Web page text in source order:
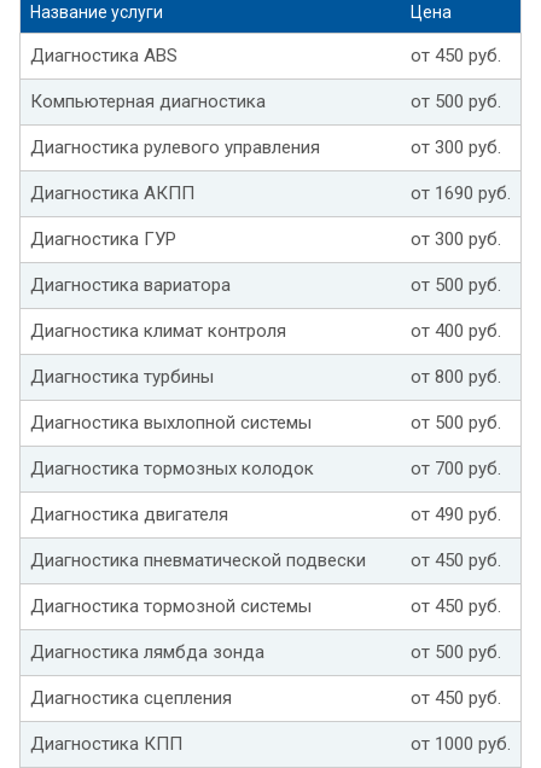
Название услуги Цена
Диагностика ABS от 450 руб.
Компьютерная диагностика от 500 руб.
Диагностика рулевого управления от 300 руб.
Диагностика АКПП от 1690 руб.
Диагностика ГУР от 300 руб.
Диагностика вариатора от 500 руб.
Диагностика климат контроля от 400 руб.
Диагностика турбины от 800 руб.
Диагностика выхлопной системы от 500 руб.
Диагностика тормозных колодок от 700 руб.
Диагностика двигателя от 490 руб.
Диагностика пневматической подвески от 450 руб.
Диагностика тормозной системы от 450 руб.
Диагностика лямбда зонда от 500 руб.
Диагностика сцепления от 450 руб.
Диагностика КПП от 1000 руб.